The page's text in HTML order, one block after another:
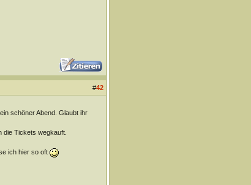
#42
schöner Abend. Glaubt ihr
die Tickets wegkauft.
ich hier so oft